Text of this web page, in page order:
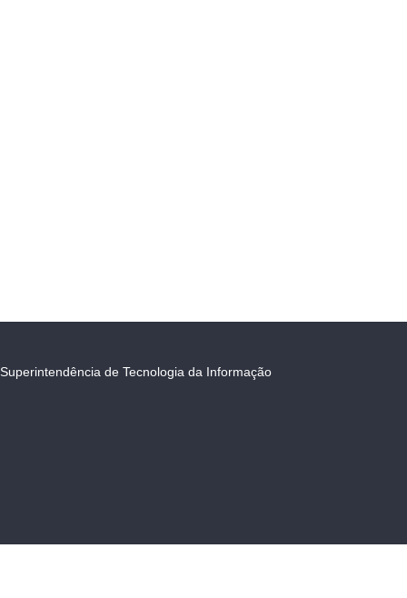
Superintendência de Tecnologia da Informação